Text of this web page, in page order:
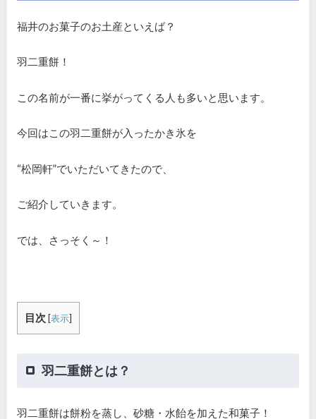
福井のお菓子のお土産といえば？
羽二重餅！
この名前が一番に挙がってくる人も多いと思います。
今回はこの羽二重餅が入ったかき氷を
“松岡軒”でいただいてきたので、
ご紹介していきます。
では、さっそく～！
目次 [表示]
羽二重餅とは？
羽二重餅は餅粉を蒸し、砂糖・水飴を加えた和菓子！